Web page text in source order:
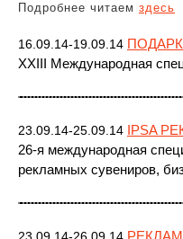
Подробнее читаем здесь
16.09.14-19.09.14
XXIII Международная
23.09.14-25.09.14 IPSA
26-я международная
рекламных сувениров,